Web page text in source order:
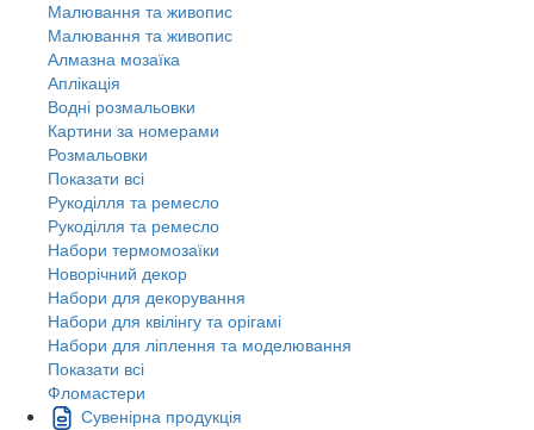
Малювання та живопис
Малювання та живопис
Алмазна мозаїка
Аплікація
Водні розмальовки
Картини за номерами
Розмальовки
Показати всі
Рукоділля та ремесло
Рукоділля та ремесло
Набори термомозаїки
Новорічний декор
Набори для декорування
Набори для квілінгу та орігамі
Набори для ліплення та моделювання
Показати всі
Фломастери
Сувенірна продукція